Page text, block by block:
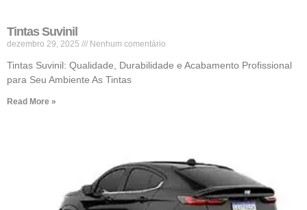
Tintas Suvinil
dezembro 29, 2025 Nenhum comentário
Tintas Suvinil: Qualidade, Durabilidade e Acabamento Profissional
para Seu Ambiente As Tintas
Read More »